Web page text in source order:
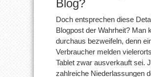
Blog?
Doch entsprechen diese
Blogpost der Wahrheit? Man
durchaus bezweifeln, denn
Verbraucher melden
Tablet zwar ausverkauft sei.
zahlreiche Niederlassungen